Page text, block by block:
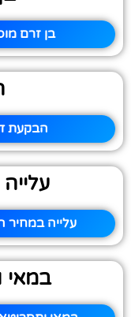
בן זרם
הבקעת
עלייה במחיר
במאי